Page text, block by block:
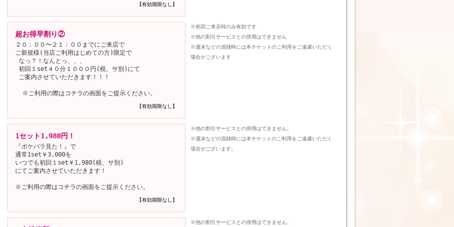
【有効期限なし】
超お得早割り②
２０：００〜２１：００までにご来店で
ご新規様(当店ご利用はじめての方)限定で
なっ？！なんとっ、、、
初回１set４０分１０００円(税、サ別)にて
ご案内させていただきます！！！
※ご利用の際はコチラの画面をご提示ください。
【有効期限なし】
※初回ご来店時のみ有効です
※他の割引サービスとの併用はできません
※週末などの混雑時には本チケットのご利用をご遠慮いただく
場合がございます
1セット1,980円！
『ポケパラ見た！』で
通常1set￥3,000を
いつでも初回１set￥1,980(税、サ別)
にてご案内させていただきます！
※ご利用の際はコチラの画面をご提示ください。
【有効期限なし】
※他の割引サービスとの併用はできません。
※週末などの混雑時には本チケットのご利用をご遠慮いただく
場合がございます。
※他の割引サービスとの併用はできません。